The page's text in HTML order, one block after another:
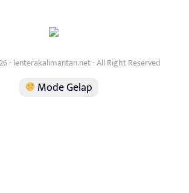
- lenterakalimantan.net - All Right Reserved
Mode Gelap